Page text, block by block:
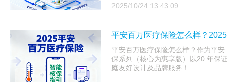
2025/10/24 13:43:09
平安百万医疗保险怎么样？
平安百万医疗保险怎么样？作为平
保系列（核心为惠享版）以20 年保
庭友好设计及品牌服务！